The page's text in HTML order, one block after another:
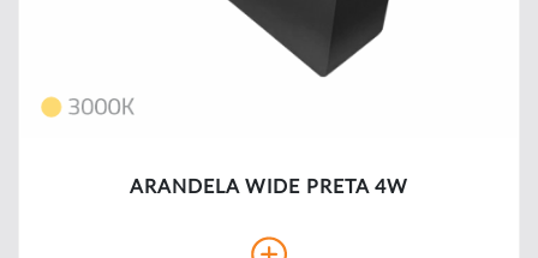
ARANDELA WIDE PRETA 4W